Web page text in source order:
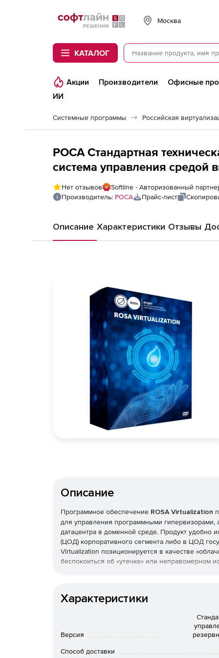
Softline
Москва
КАТАЛОГ
Акции Производители Офисные
ИИ
Системные программы
РОСА Cтандартная
система управления средой
безагентного резервного
ROSA Virtualization, версия
Нет отзывов
Softline - Авторизованный
Производитель: РОСА Прайс-лист
Описание Характеристики Отзывы
Описание
Программное обеспечение ROSA Virtualization
для управления программными гипервизорами,
датацентра в доменной среде. Продукт удобно
(ЦОД) корпоративного сегмента либо в ЦОД
Virtualization позиционируется в качестве
беспокоиться об «утечке» или неправомерном
Централизованное управление одним или
с технологией виртуализации, имеющих
управлением пулом виртуальных машин
виртуальных процессоров и до 2 ТБ ОЗУ) и
Характеристики
Версия
Способ доставки